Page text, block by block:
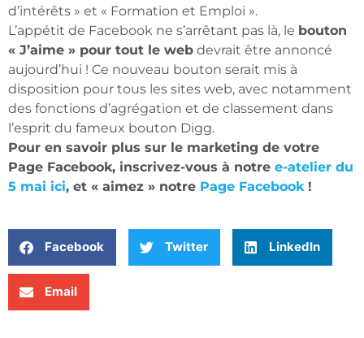
d’intérêts » et « Formation et Emploi ».
L’appétit de Facebook ne s’arrêtant pas là, le bouton
« J’aime » pour tout le web devrait être annoncé
aujourd’hui ! Ce nouveau bouton serait mis à
disposition pour tous les sites web, avec notamment
des fonctions d’agrégation et de classement dans
l’esprit du fameux bouton Digg.
Pour en savoir plus sur le marketing de votre
Page Facebook, inscrivez-vous à notre e-atelier du
5 mai ici, et « aimez » notre Page Facebook !
Facebook Twitter LinkedIn
Email